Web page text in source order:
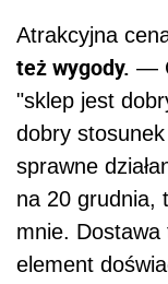
Atrakcyjna
też wygody. —
"sklep jest
dobry
sprawne
na 20 grudnia,
mnie.
element